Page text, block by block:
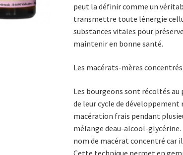
peut la définir comme un
transmettre toute lénergie
substances vitales pour
maintenir en bonne santé.
Les macérats-mères
Les bourgeons sont récoltés
de leur cycle de
macération frais pendant
mélange deau-alcool-
nom de macérat concentré car
Cette technique permet en